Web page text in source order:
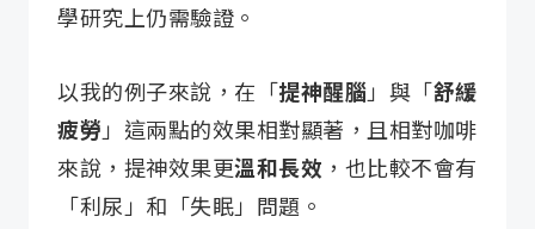
學研究上仍需驗證。
以我的例子來說，在「提神醒腦」與「舒緩
疲勞」這兩點的效果相對顯著，且相對咖啡
來說，提神效果更溫和長效 ，也比較不會有
「利尿」和「失眠」問題。